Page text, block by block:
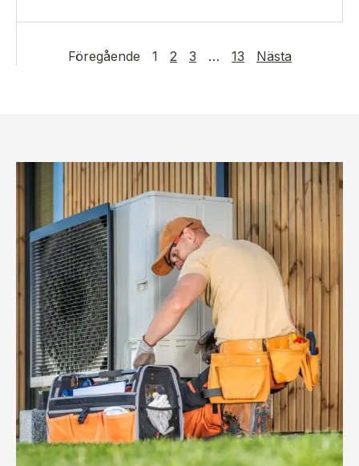
Föregående 1 2 3 … 13 Nästa